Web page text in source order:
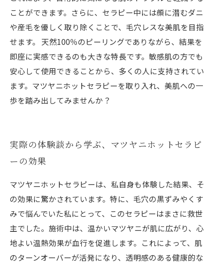
ことができます。さらに、セラピー中には顔に潜むダニ
や産毛を優しく取り除くことで、毛穴レスな美肌を目指
せます。 天然100％のピーリングでありながら、結果を
即座に実感できるのも大きな特長です。敏感肌の方でも
安心して使用できることから、多くの人に支持されてい
ます。マツヤニホットセラピーを取り入れ、美肌への一
歩を踏み出してみませんか？
実際の体験談から学ぶ、マツヤニホットセラピ
ーの効果
マツヤニホットセラピーは、私自身も体験した結果、そ
の効果に驚かされています。特に、毛穴の黒ずみやくす
みで悩んでいた私にとって、このセラピーはまさに救世
主でした。施術中は、温かいマツヤニが肌に広がり、心
地よい温熱効果が血行を促進します。これによって、肌
のターンオーバーが活発になり、透明感のある健康的な